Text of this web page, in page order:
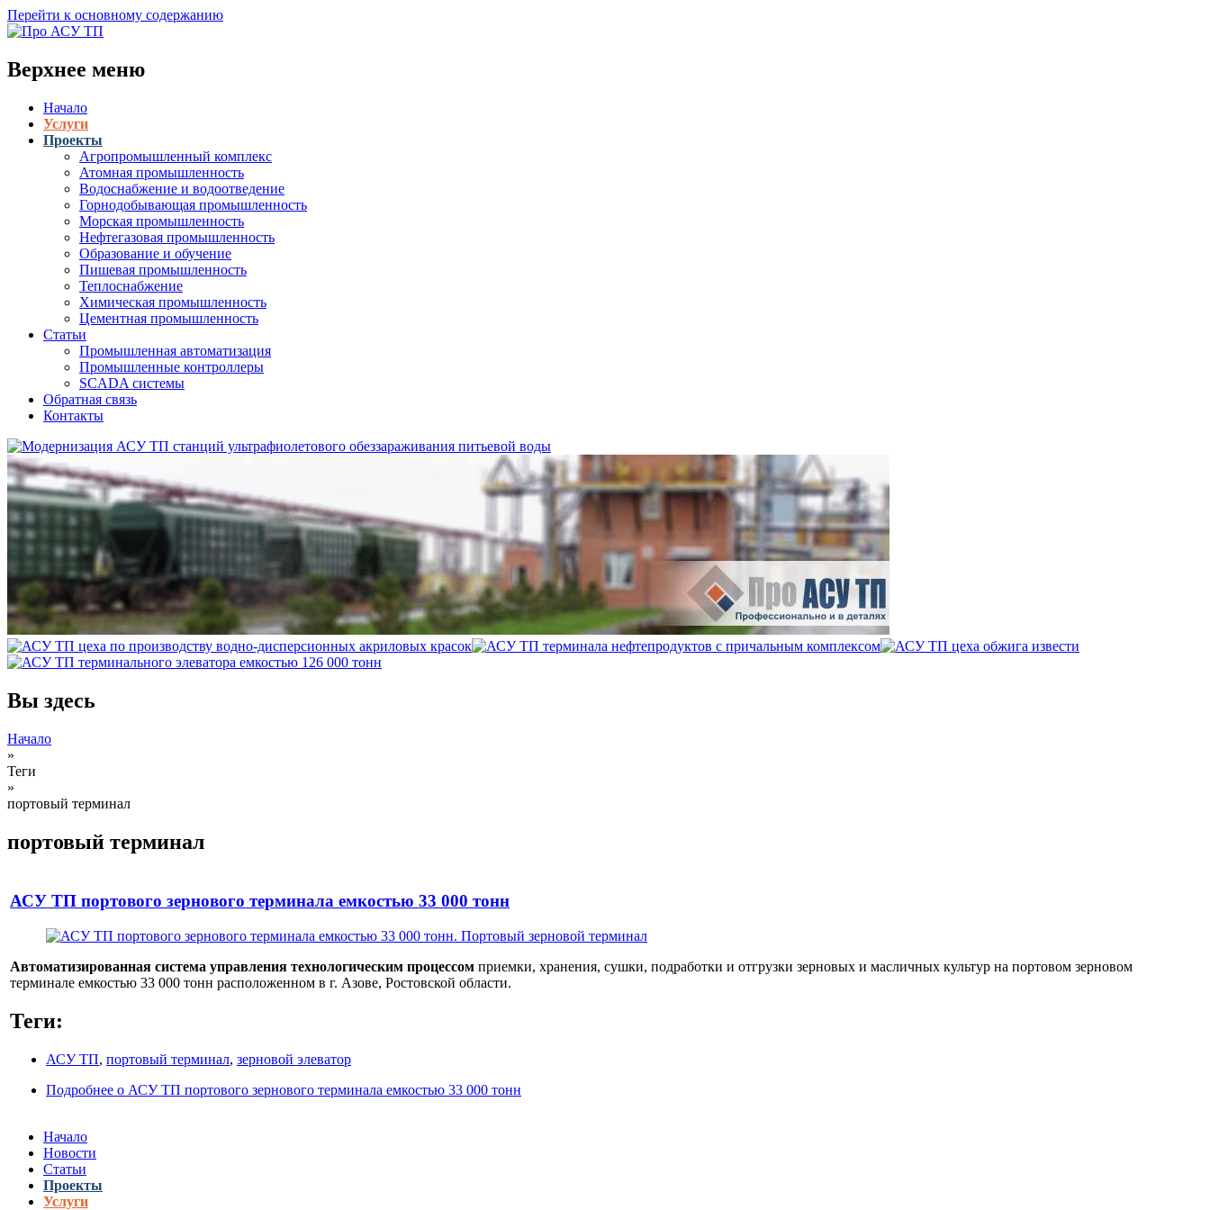
Перейти к основному содержанию
Верхнее меню
Начало
Услуги
Проекты
Агропромышленный комплекс
Атомная промышленность
Водоснабжение и водоотведение
Горнодобывающая промышленность
Морская промышленность
Нефтегазовая промышленность
Образование и обучение
Пишевая промышленность
Теплоснабжение
Химическая промышленность
Цементная промышленность
Статьи
Промышленная автоматизация
Промышленные контроллеры
SCADA системы
Обратная связь
Контакты
Вы здесь
Начало
»
Теги
»
портовый терминал
портовый терминал
АСУ ТП портового зернового терминала емкостью 33 000 тонн
Автоматизированная система управления технологическим процессом приемки, хранения, сушки, подработки и отгрузки зерновых и масличных культур на портовом зерновом
терминале емкостью 33 000 тонн расположенном в г. Азове, Ростовской области.
Теги:
АСУ ТП, портовый терминал, зерновой элеватор
Подробнее о АСУ ТП портового зернового терминала емкостью 33 000 тонн
Начало
Новости
Статьи
Проекты
Услуги